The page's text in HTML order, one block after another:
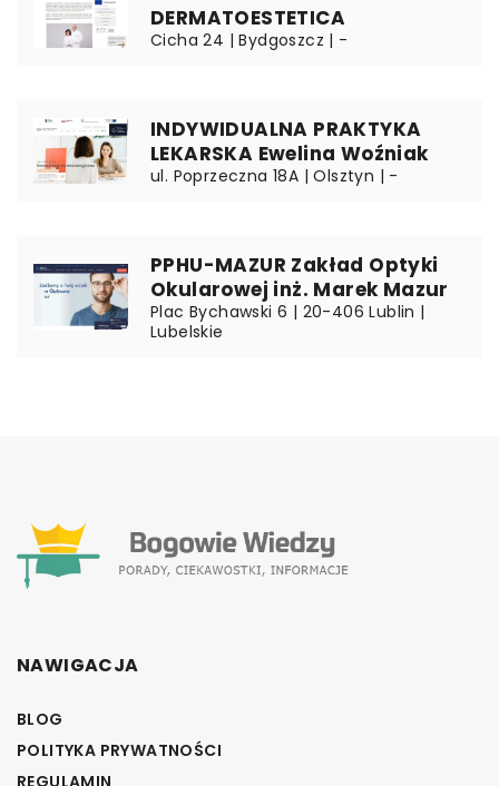
DERMATOESTETICA
Cicha 24 | Bydgoszcz | -
INDYWIDUALNA PRAKTYKA
LEKARSKA Ewelina Woźniak
ul. Poprzeczna 18A | Olsztyn | -
PPHU-MAZUR Zakład Optyki
Okularowej inż. Marek Mazur
Plac Bychawski 6 | 20-406 Lublin |
Lubelskie
NAWIGACJA
BLOG
POLITYKA PRYWATNOŚCI
REGULAMIN